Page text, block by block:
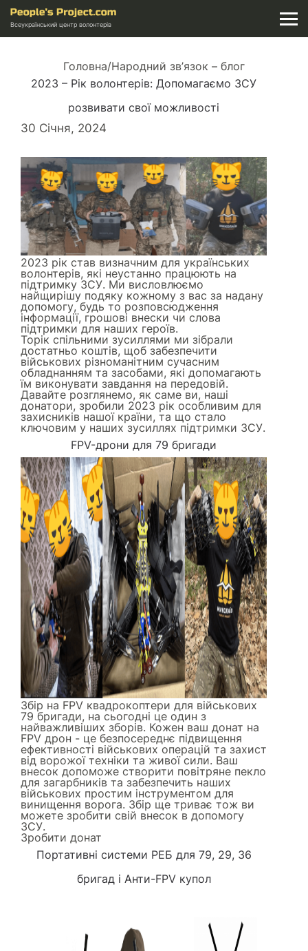
Всеукраїнський центр волонтерів
Головна/Народний зв’язок – блог
2023 – Рік волонтерів: Допомагаємо ЗСУ
розвивати свої можливості
30 Січня, 2024
2023 рік став визначним для українських
волонтерів, які неустанно працюють на
підтримку ЗСУ. Ми висловлюємо
найщирішу подяку кожному з вас за надану
допомогу, будь то розповсюдження
інформації, грошові внески чи слова
підтримки для наших героїв.
Торік спільними зусиллями ми зібрали
достатньо коштів, щоб забезпечити
військових різноманітним сучасним
обладнанням та засобами, які допомагають
їм виконувати завдання на передовій.
Давайте розглянемо, як саме ви, наші
донатори, зробили 2023 рік особливим для
захисників нашої країни, та що стало
ключовим у наших зусиллях підтримки ЗСУ.
FPV-дрони для 79 бригади
Збір на FPV квадрокоптери для військових
79 бригади, на сьогодні це один з
найважливіших зборів. Кожен ваш донат на
FPV дрон - це безпосереднє підвищення
ефективності військових операцій та захист
від ворожої техніки та живої сили. Ваш
внесок допоможе створити повітряне пекло
для загарбників та забезпечить наших
військових простим інструментом для
винищення ворога. Збір ще триває тож ви
можете зробити свій внесок в допомогу
ЗСУ.
Зробити донат
Портативні системи РЕБ для 79, 29, 36
бригад і Анти-FPV купол